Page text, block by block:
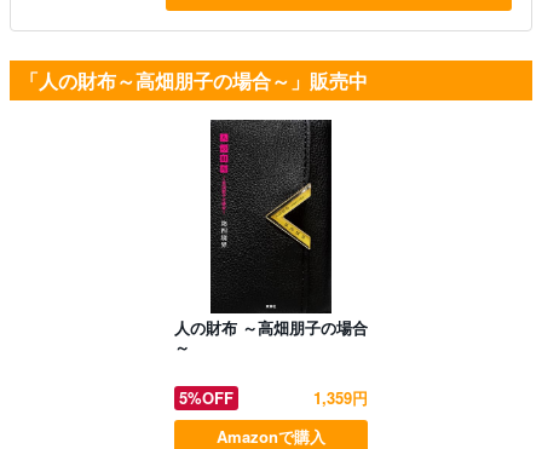
「人の財布～高畑朋子の場合～」販売中
人の財布 ～高畑朋子の場合
～
5%OFF
1,359円
Amazonで購入